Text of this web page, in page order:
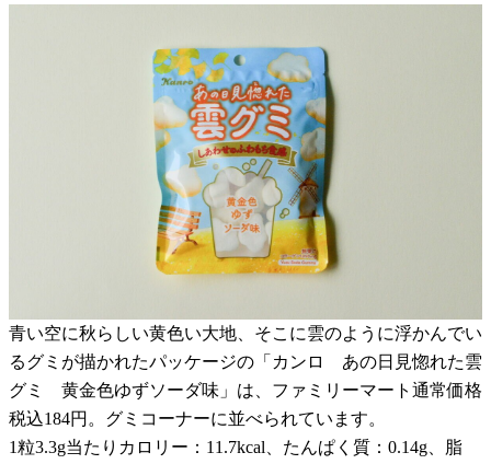
青い空に秋らしい黄色い大地、そこに雲のように浮かんでい
るグミが描かれたパッケージの「カンロ あの日見惚れた雲
グミ 黄金色ゆずソーダ味」は、ファミリーマート通常価格
税込184円。グミコーナーに並べられています。
1粒3.3g当たりカロリー：11.7kcal、たんぱく質：0.14g、脂